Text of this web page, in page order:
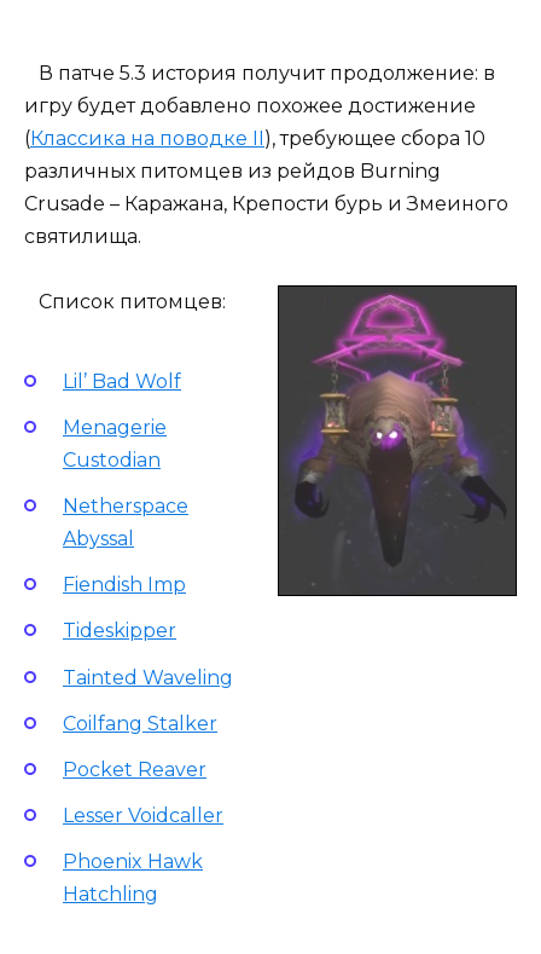
В патче 5.3 история получит продолжение: в
игру будет добавлено похожее достижение
(Классика на поводке II ), требующее сбора 10
различных питомцев из рейдов Burning
Crusade – Каражана, Крепости бурь и Змеиного
святилища.
Список питомцев:
Lil’ Bad Wolf
Menagerie
Custodian
Netherspace
Abyssal
Fiendish Imp
Tideskipper
Tainted Waveling
Coilfang Stalker
Pocket Reaver
Lesser Voidcaller
Phoenix Hawk
Hatchling